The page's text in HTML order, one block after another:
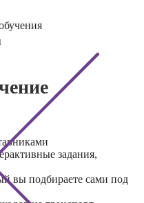
задания,
вы подбираете сами под